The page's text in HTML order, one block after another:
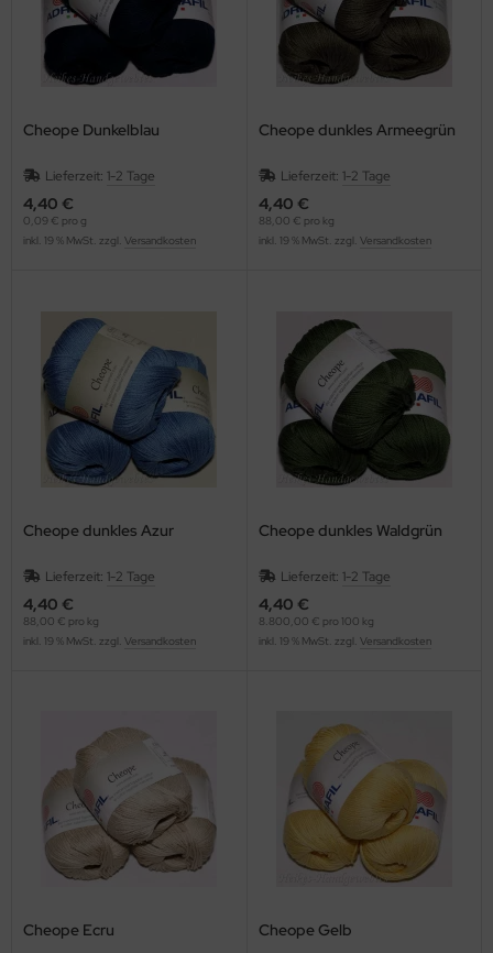
Cheope Dunkelblau
Lieferzeit: 1-2 Tage
4,40 €
0,09 € pro g
inkl. 19 % MwSt. zzgl. Versandkosten
Cheope dunkles Armeegrün
Lieferzeit: 1-2 Tage
4,40 €
88,00 € pro kg
inkl. 19 % MwSt. zzgl. Versandkosten
Cheope dunkles Azur
Lieferzeit: 1-2 Tage
4,40 €
88,00 € pro kg
inkl. 19 % MwSt. zzgl. Versandkosten
Cheope dunkles Waldgrün
Lieferzeit: 1-2 Tage
4,40 €
8.800,00 € pro 100 kg
inkl. 19 % MwSt. zzgl. Versandkosten
Cheope Ecru Cheope Gelb